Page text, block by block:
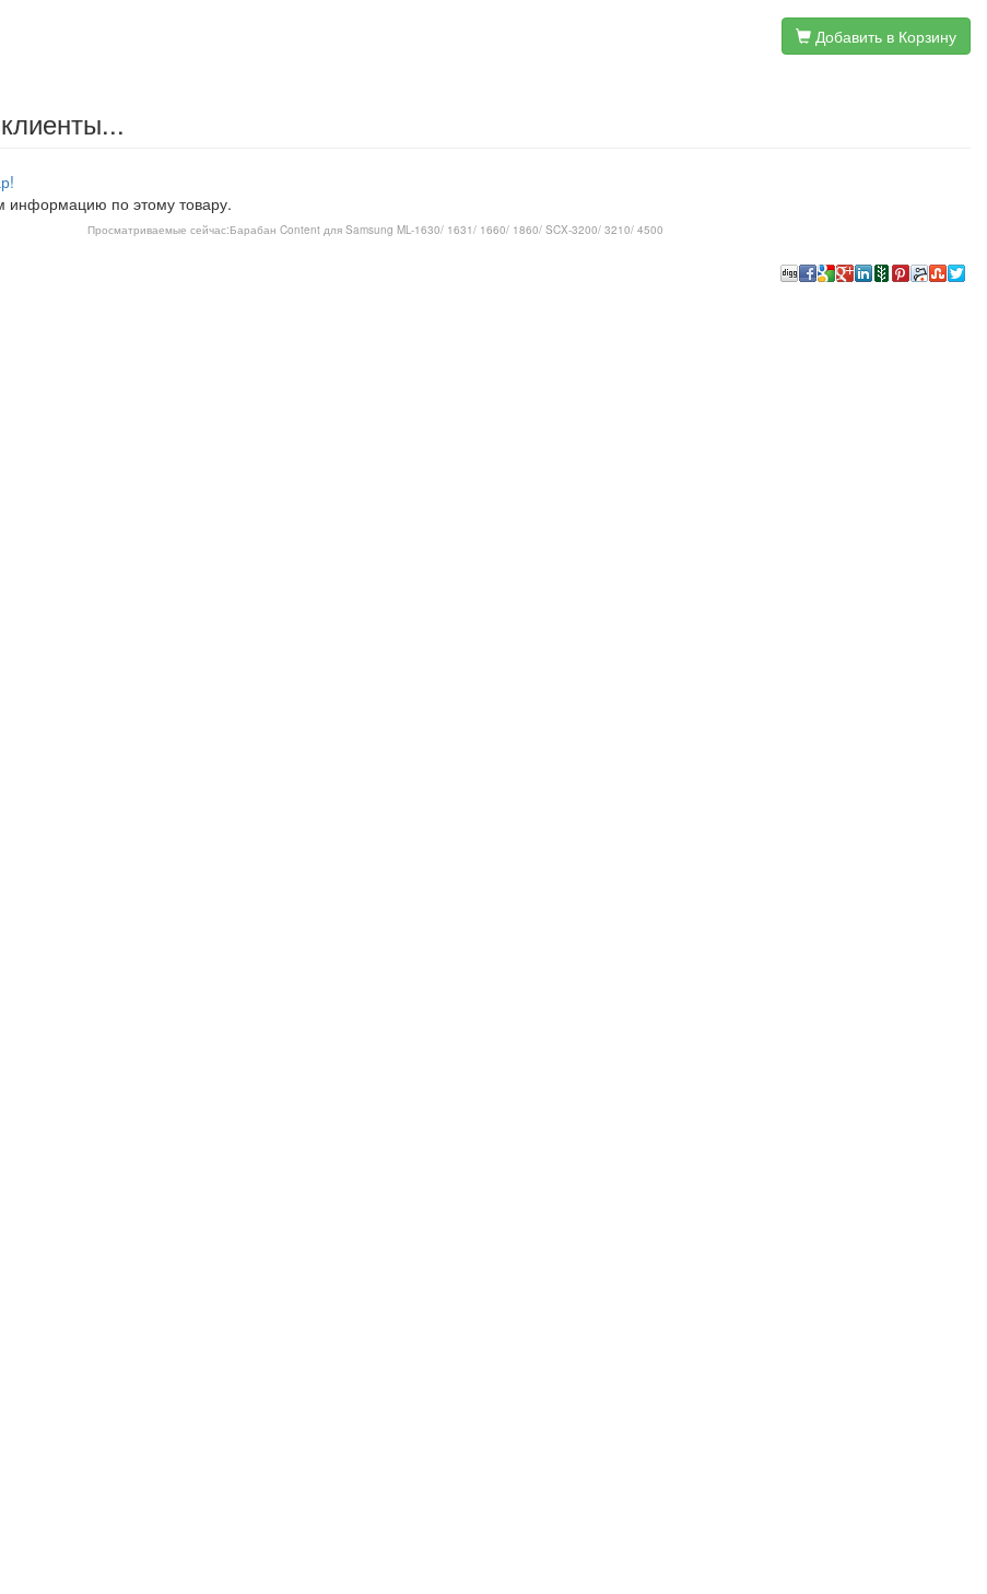
Добавить в Корзину
информацию по этому товару.
Просматриваемые сейчас:Барабан Content для Samsung ML-1630/ 1631/ 1660/ 1860/ SCX-3200/ 3210/ 4500